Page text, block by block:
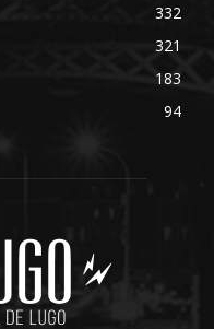
332
321
183
94